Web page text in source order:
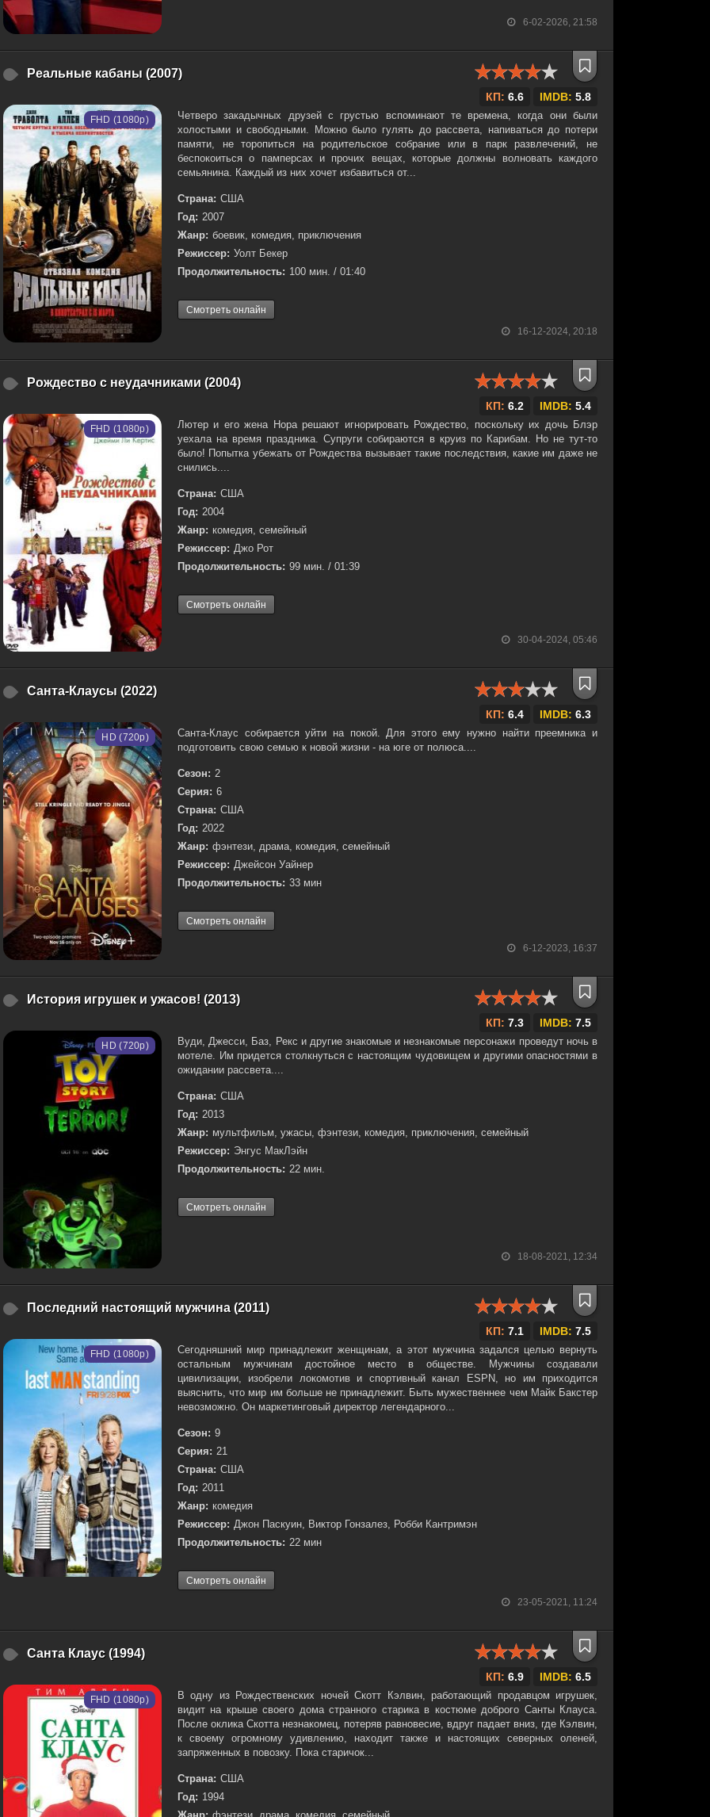
6-02-2026, 21:58
Реальные кабаны (2007)
КП: 6.6 IMDB: 5.8
16-12-2024, 20:18
FHD (1080p)
Четверо закадычных друзей с грустью вспоминают те времена, когда они были
холостыми и свободными. Можно было гулять до рассвета, напиваться до потери
памяти, не торопиться на родительское собрание или в парк развлечений, не
беспокоиться о памперсах и прочих вещах, которые должны волновать каждого
семьянина. Каждый из них хочет избавиться от...
Страна: США
Год: 2007
Жанр: боевик, комедия, приключения
Режиссер: Уолт Бекер
Продолжительность: 100 мин. / 01:40
Смотреть онлайн
Рождество с неудачниками (2004)
КП: 6.2 IMDB: 5.4
30-04-2024, 05:46
FHD (1080p)
Лютер и его жена Нора решают игнорировать Рождество, поскольку их дочь Блэр
уехала на время праздника. Супруги собираются в круиз по Карибам. Но не тут-то
было! Попытка убежать от Рождества вызывает такие последствия, какие им даже не
снились....
Страна: США
Год: 2004
Жанр: комедия, семейный
Режиссер: Джо Рот
Продолжительность: 99 мин. / 01:39
Смотреть онлайн
Санта-Клаусы (2022)
КП: 6.4 IMDB: 6.3
6-12-2023, 16:37
HD (720p)
Санта-Клаус собирается уйти на покой. Для этого ему нужно найти преемника и
подготовить свою семью к новой жизни - на юге от полюса....
Сезон: 2
Серия: 6
Страна: США
Год: 2022
Жанр: фэнтези, драма, комедия, семейный
Режиссер: Джейсон Уайнер
Продолжительность: 33 мин
Смотреть онлайн
История игрушек и ужасов! (2013)
КП: 7.3 IMDB: 7.5
18-08-2021, 12:34
HD (720p)
Вуди, Джесси, Баз, Рекс и другие знакомые и незнакомые персонажи проведут ночь в
мотеле. Им придется столкнуться с настоящим чудовищем и другими опасностями в
ожидании рассвета....
Страна: США
Год: 2013
Жанр: мультфильм, ужасы, фэнтези, комедия, приключения, семейный
Режиссер: Энгус МакЛэйн
Продолжительность: 22 мин.
Смотреть онлайн
Последний настоящий мужчина (2011)
КП: 7.1 IMDB: 7.5
23-05-2021, 11:24
FHD (1080p)
Сегодняшний мир принадлежит женщинам, а этот мужчина задался целью вернуть
остальным мужчинам достойное место в обществе. Мужчины создавали
цивилизации, изобрели локомотив и спортивный канал ESPN, но им приходится
выяснить, что мир им больше не принадлежит. Быть мужественнее чем Майк Бакстер
невозможно. Он маркетинговый директор легендарного...
Сезон: 9
Серия: 21
Страна: США
Год: 2011
Жанр: комедия
Режиссер: Джон Паскуин, Виктор Гонзалез, Робби Кантримэн
Продолжительность: 22 мин
Смотреть онлайн
Санта Клаус (1994)
КП: 6.9 IMDB: 6.5
FHD (1080p)
В одну из Рождественских ночей Скотт Кэлвин, работающий продавцом игрушек,
видит на крыше своего дома странного старика в костюме доброго Санты Клауса.
После оклика Скотта незнакомец, потеряв равновесие, вдруг падает вниз, где Кэлвин,
к своему огромному удивлению, находит также и настоящих северных оленей,
запряженных в повозку. Пока старичок...
Страна: США
Год: 1994